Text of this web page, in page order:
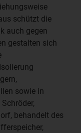
schützt die
auch gegen
gestalten sich
sowie in
behandelt des